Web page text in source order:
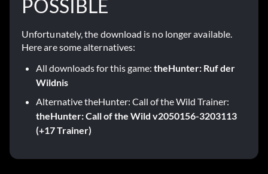
POSSIBLE
Unfortunately, the download is no longer available.
Here are some alternatives:
All downloads for this game: theHunter: Ruf der
Wildnis
Alternative theHunter: Call of the Wild Trainer:
theHunter: Call of the Wild v2050156-3203113
(+17 Trainer)